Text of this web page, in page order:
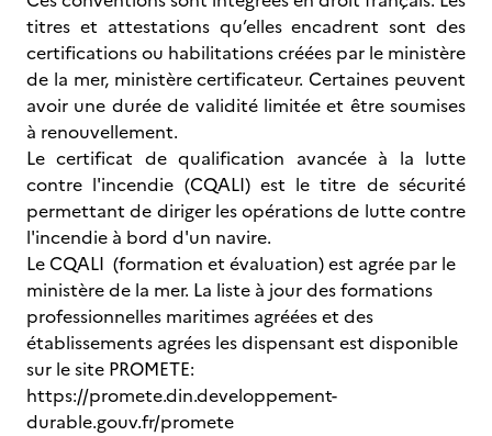
titres et attestations qu’elles encadrent sont des
certifications ou habilitations créées par le ministère
de la mer, ministère certificateur. Certaines peuvent
avoir une durée de validité limitée et être soumises
à renouvellement.
Le certificat de qualification avancée à la lutte
contre l'incendie (CQALI) est le titre de sécurité
permettant de diriger les opérations de lutte contre
l'incendie à bord d'un navire.
Le CQALI (formation et évaluation) est agrée par le
ministère de la mer. La liste à jour des formations
professionnelles maritimes agréées et des
établissements agrées les dispensant est disponible
sur le site PROMETE:
https://promete.din.developpement-
durable.gouv.fr/promete